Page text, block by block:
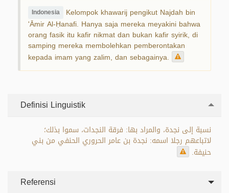
Indonesia Kelompok khawarij pengikut Najdah bin
'Āmir Al-Ḥanafi. Hanya saja mereka meyakini bahwa
orang fasik itu kafir nikmat dan bukan kafir syirik, di
samping mereka membolehkan pemberontakan
kepada imam yang zalim, dan sebagainya.
Definisi Linguistik
نسبة إلى نجدة، والمراد بها: فرقة النجدات، سموا بذلك؛
لاتباعهم رجلا اسمه: نجدة بن عامر الحروري الحنفي من بني
حنيفة.
Referensi